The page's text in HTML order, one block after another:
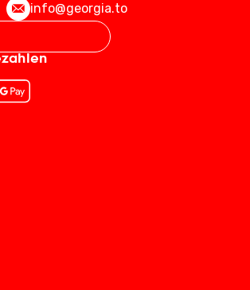
info@georgia.to